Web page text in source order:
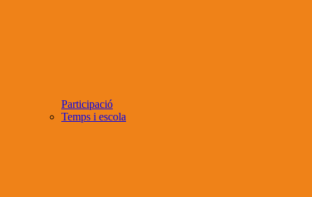
Participació
Temps i escola